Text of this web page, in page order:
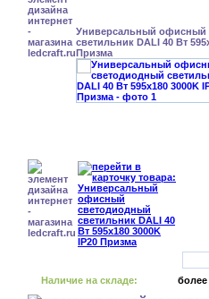
Универсальный офисный
светильник DALI 40 Вт
Призма
Наличие на складе: более